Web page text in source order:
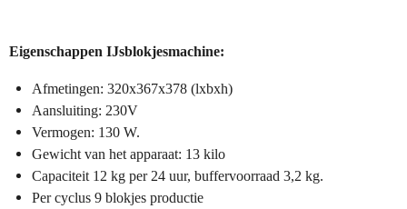
Eigenschappen IJsblokjesmachine:
Afmetingen: 320x367x378 (lxbxh)
Aansluiting: 230V
Vermogen: 130 W.
Gewicht van het apparaat: 13 kilo
Capaciteit 12 kg per 24 uur, buffervoorraad 3,2 kg.
Per cyclus 9 blokjes productie